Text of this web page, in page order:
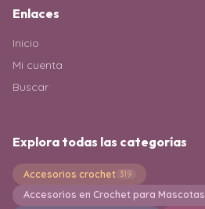
Enlaces
Inicio
Mi cuenta
Buscar
Explora todas las categorías
Accesorios crochet 319
Accesorios en Crochet para Mascotas